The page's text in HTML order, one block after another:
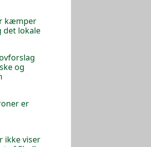
kæmper
det lokale
og
er
ikke viser